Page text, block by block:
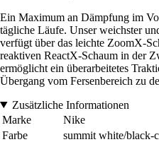
Ein Maximum an Dämpfung im
tägliche Läufe. Unser weichster
verfügt über das leichte ZoomX-
reaktiven ReactX-Schaum in der
ermöglicht ein überarbeitetes
Übergang vom Fersenbereich zu
Zusätzliche Informationen
Marke
Nike
Farbe
summit white/black-